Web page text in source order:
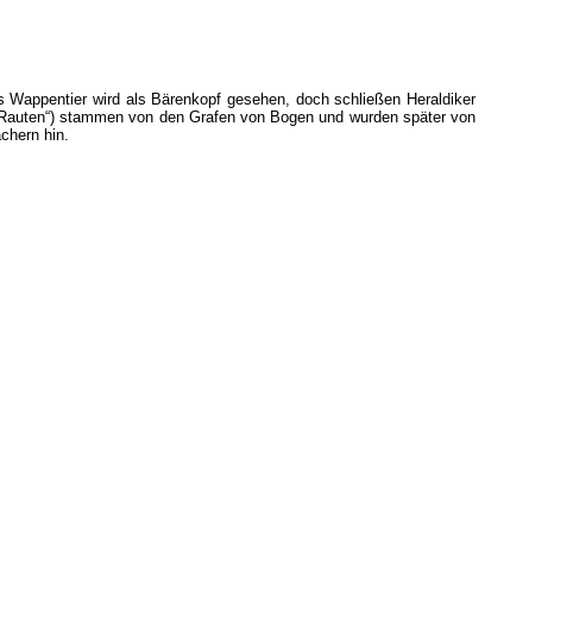
wird als Bärenkopf gesehen, doch schließen Heraldiker
stammen von den Grafen von Bogen und wurden später von
hin.